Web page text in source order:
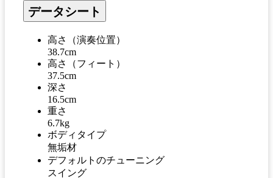
データシート
高さ（演奏位置）
38.7cm
高さ（フィート）
37.5cm
深さ
16.5cm
重さ
6.7kg
ボディタイプ
無垢材
デフォルトのチューニング
スイング